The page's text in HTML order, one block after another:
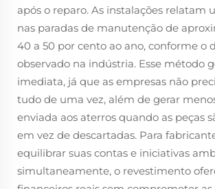
após o reparo. As instalações relatam
nas paradas de manutenção de
40 a 50 por cento ao ano, conforme o
observado na indústria. Esse método
imediata, já que as empresas não
tudo de uma vez, além de gerar
enviada aos aterros quando as peças
em vez de descartadas. Para
equilibrar suas contas e iniciativas
simultaneamente, o revestimento